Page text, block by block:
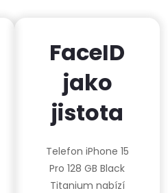
FaceID
jako
jistota
Telefon iPhone 15
Pro 128 GB Black
Titanium nabízí